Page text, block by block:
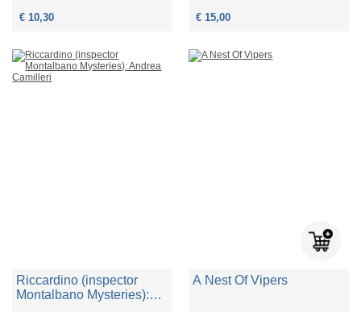
€ 10,30 € 15,00
Riccardino (inspector
Montalbano Mysteries):
A Nest Of Vipers